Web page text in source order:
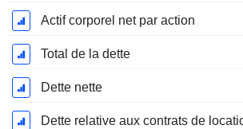
Actif corporel net par action
Total de la dette
Dette nette
Dette relative aux contrats de